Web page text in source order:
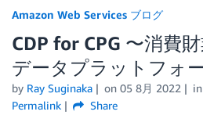
カテゴリ
エディション
Amazon Web Services ブログ
CDP for CPG 〜消費
データプラットフォ
by Ray Suginaka on 05 8月 2022 in
Permalink
Share